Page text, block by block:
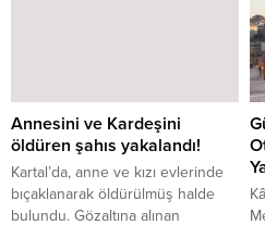
Başkan Çalık, “Hayatımızın
ortasına Beylikdüzü’nü koymuş
durumdayız. Beylikdüzü’nde
yaşayan komşularımızın
mutluluğu için çalışıyorum.
Bundan sonra da aynı...
Annesini ve Kardeşini
öldüren şahıs yakalandı!
Kartal’da, anne ve kızı evlerinde
bıçaklanarak öldürülmüş halde
bulundu. Gözaltına alınan